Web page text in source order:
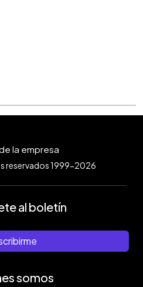
reservados 1999-2026
al boletín
somos